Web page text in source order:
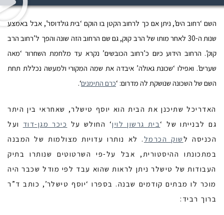
השם ‘רחוב הים’, ניתן אם כך לרחוב הקטן בו הוקם ‘בית גולדוסר’, אבל באמצע
שנות ה-30 לאחר מותו של הרב קוק, גם שם הרחוב הזה שונה והפך ל’רחוב הרב
קוק’. הרחוב הידוע כיום כ’רחוב הכובשים’ נקרא עד מלחמת השחרור ‘מאה
שערים’. ואפילו ‘שכונת גאולה’ איבדה את שמה המקורי ולמעשה נכללת תחת
השם של השכונה שנושקת לה מדרום: ‘כרם התימנים‘.
האדריכל שתיכנן את הבית הוא יוסף טישלר, שאחראי בין היתר
גם לבנייתו של ‘בית גרשון לוין‘ החולש על כיכר מגן-דוד ועל
הכניסה לשוק הכרמל. לא נותרו עדויות מצולמות של המבנה
במתכונתו ההיסטורית, אבל על-פי השרטוטים שנותרו בתיק
העבודות של טישלר ניתן לראות שהוא עבד לפי מודל שכבר היה
מוכר לו מבתים קודמים שבנה. בספרו ‘יוסף טישלר’, כותב ד”ר
ברוך רביד: